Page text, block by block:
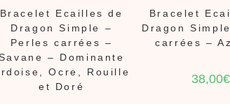
Bracelet Ecailles de
Dragon Simple –
Perles carrées –
– Dominante
Ocre, Rouille
et Doré
Bracelet
Dragon
carrées –
38,00€